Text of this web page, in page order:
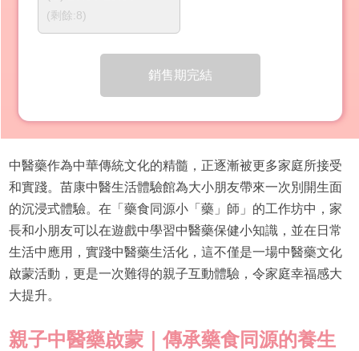
(剩餘:8)
銷售期完結
中醫藥作為中華傳統文化的精髓，正逐漸被更多家庭所接受
和實踐。苗康中醫生活體驗館為大小朋友帶來一次別開生面
的沉浸式體驗。在「藥食同源小「藥」師」的工作坊中，家
長和小朋友可以在遊戲中學習中醫藥保健小知識，並在日常
生活中應用，實踐中醫藥生活化，這不僅是一場中醫藥文化
啟蒙活動，更是一次難得的親子互動體驗，令家庭幸福感大
大提升。
親子中醫藥啟蒙｜傳承藥食同源的養生